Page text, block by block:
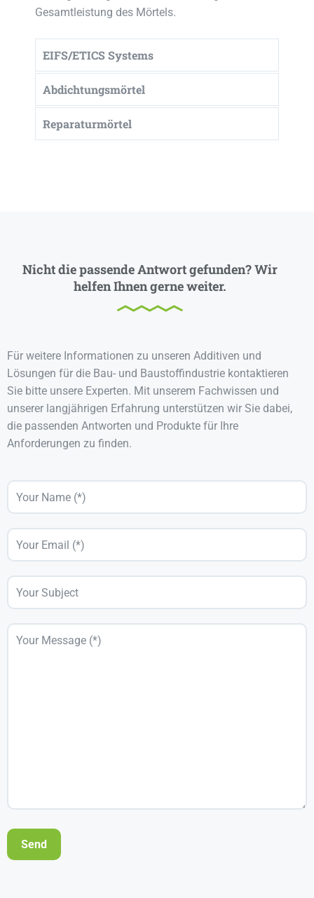
Gesamtleistung des Mörtels.
EIFS/ETICS Systems
Abdichtungsmörtel
Reparaturmörtel
Nicht die passende Antwort gefunden? Wir
helfen Ihnen gerne weiter.
Für weitere Informationen zu unseren Additiven und
Lösungen für die Bau- und Baustoffindustrie kontaktieren
Sie bitte unsere Experten. Mit unserem Fachwissen und
unserer langjährigen Erfahrung unterstützen wir Sie dabei,
die passenden Antworten und Produkte für Ihre
Anforderungen zu finden.